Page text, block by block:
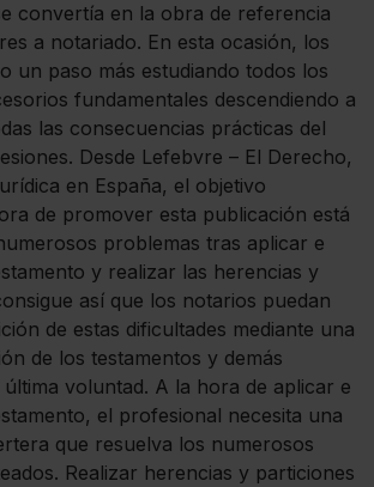
convertía en la obra de referencia
a notariado. En esta ocasión, los
un paso más estudiando todos los
fundamentales descendiendo a
las consecuencias prácticas del
Desde Lefebvre – El Derecho,
en España, el objetivo
de promover esta publicación está
problemas tras aplicar e
y realizar las herencias y
así que los notarios puedan
de estas dificultades mediante una
de los testamentos y demás
última voluntad. A la hora de aplicar e
el profesional necesita una
que resuelva los numerosos
Realizar herencias y particiones